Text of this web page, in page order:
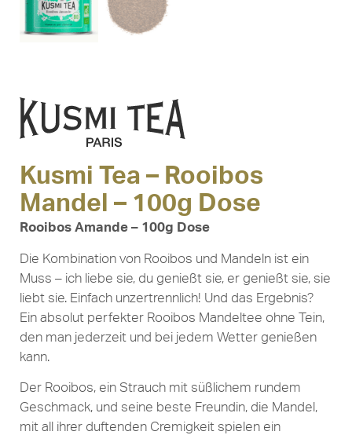
Kusmi Tea – Rooibos
Mandel – 100g Dose
Rooibos Amande – 100g Dose
Die Kombination von Rooibos und Mandeln ist ein
Muss – ich liebe sie, du genießt sie, er genießt sie, sie
liebt sie. Einfach unzertrennlich! Und das Ergebnis?
Ein absolut perfekter Rooibos Mandeltee ohne Tein,
den man jederzeit und bei jedem Wetter genießen
kann.
Der Rooibos, ein Strauch mit süßlichem rundem
Geschmack, und seine beste Freundin, die Mandel,
mit all ihrer duftenden Cremigkeit spielen ein